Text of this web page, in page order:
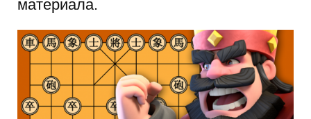
материала.